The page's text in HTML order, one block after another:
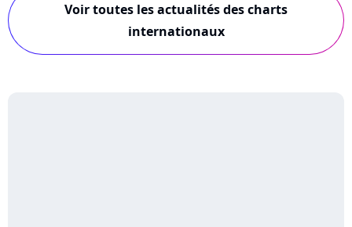
Voir toutes les actualités des charts
internationaux